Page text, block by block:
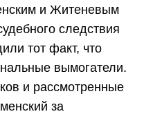
и Житеневым
следствия
тот факт, что
вымогатели.
и рассмотренные
за